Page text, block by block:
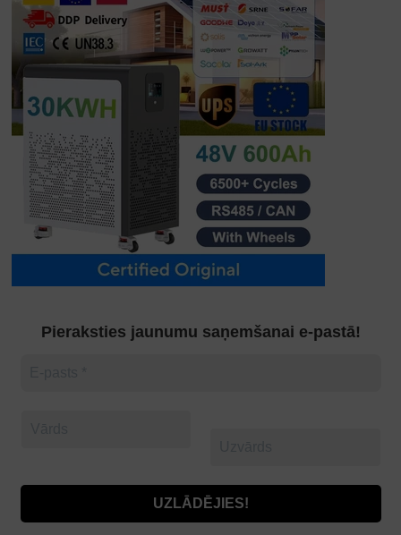
Pieraksties jaunumu saņemšanai e-pastā!